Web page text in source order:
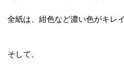
全紙は、紺色など濃い色がキレ
そして、